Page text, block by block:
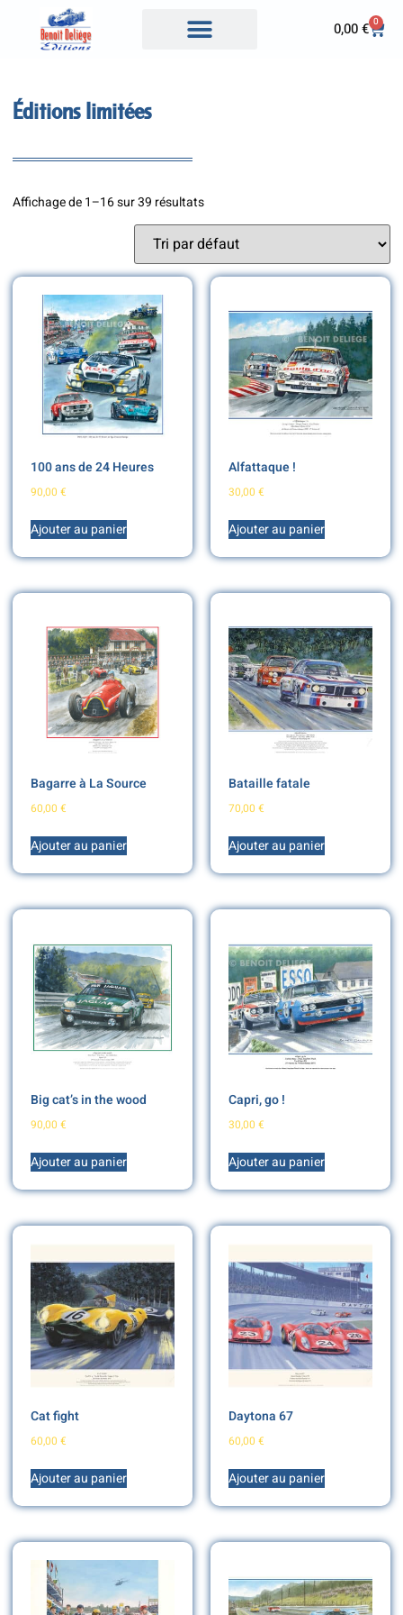
0,00€ 0
Éditions limitées
Affichage de 1–16 sur 39 résultats
100 ans de 24 Heures
90,00 €
Ajouter au panier
Alfattaque !
30,00 €
Ajouter au panier
Bagarre à La Source
60,00 €
Ajouter au panier
Bataille fatale
70,00 €
Ajouter au panier
Big cat’s in the wood
90,00 €
Ajouter au panier
Capri, go !
30,00 €
Ajouter au panier
Cat fight
60,00 €
Ajouter au panier
Daytona 67
60,00 €
Ajouter au panier